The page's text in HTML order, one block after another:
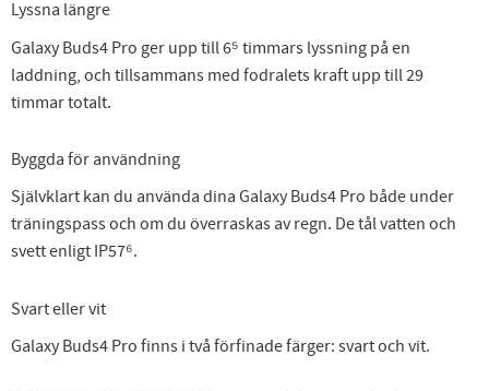
Lyssna längre
Galaxy Buds4 Pro ger upp till 6⁵ timmars lyssning på en
laddning, och tillsammans med fodralets kraft upp till 29
timmar totalt.
Byggda för användning
Självklart kan du använda dina Galaxy Buds4 Pro både under
träningspass och om du överraskas av regn. De tål vatten och
svett enligt IP57⁶.
Svart eller vit
Galaxy Buds4 Pro finns i två förfinade färger: svart och vit.